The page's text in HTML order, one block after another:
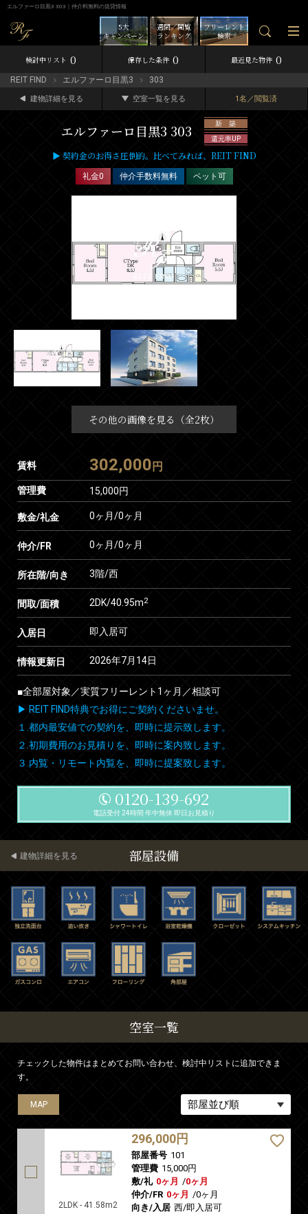
エルファーロ目黒3 303｜仲介料無料の賃貸情報
フリーレント
検索
週間／閲覧
ランキング
5大
キャンペーン
検討中リスト 0 保存した条件 0 最近見た物件 0
REIT FIND エルファーロ目黒3 303
建物詳細を見る 空室一覧を見る 1名／閲覧済
エルファーロ目黒3 303
新 築
還元率UP
▶ 契約金のお得さ圧倒的。比べてみれば、REIT FIND
礼金0 仲介手数料無料 ペット可
その他の画像を見る（全2枚）
賃料 302,000 円
管理費 15,000円
敷金/礼金 0ヶ月/0ヶ月
仲介/FR 0ヶ月/0ヶ月
所在階/向き 3階/西
間取/面積 2DK/40.95m2
入居日 即入居可
情報更新日 2026年7月14日
■全部屋対象／実質フリーレント1ヶ月／相談可
▶ REIT FIND特典でお得にご契約くださいませ。
１.都内最安値での契約を、即時に提示致します。
２.初期費用のお見積りを、即時に案内致します。
３.内覧・リモート内覧を、即時に提案致します。
0120-139-692
電話受付 24時間 年中無休 即日お見積り
部屋設備
建物詳細を見る
空室一覧
チェックした物件はまとめてお問い合わせ、検討中リストに追加できま
す。
MAP
2LDK - 41.58m2
296,000円
部屋番号 101
管理費 15,000円
敷/礼 0ヶ月 /0ヶ月
仲介/FR 0ヶ月 /0ヶ月
向き/入居 西/即入居可
MAP
MAP
MAP
MAP
MAP
MAP
MAP
MAP
MAP
MAP